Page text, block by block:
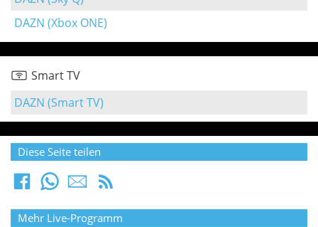
DAZN (Xbox ONE)
Smart TV
DAZN (Smart TV)
Diese Seite teilen
Mehr Live-Programm